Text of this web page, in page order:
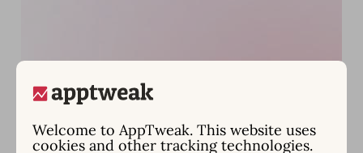
Welcome to AppTweak. This website uses
cookies and other tracking technologies.